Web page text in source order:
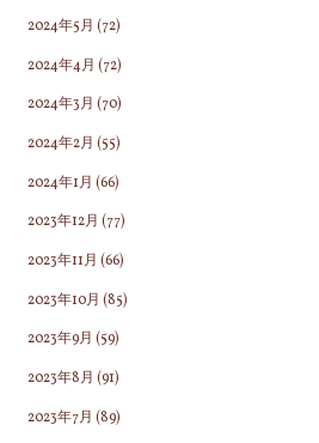
2024年5月 (72)
2024年4月 (72)
2024年3月 (70)
2024年2月 (55)
2024年1月 (66)
2023年12月 (77)
2023年11月 (66)
2023年10月 (85)
2023年9月 (59)
2023年8月 (91)
2023年7月 (89)